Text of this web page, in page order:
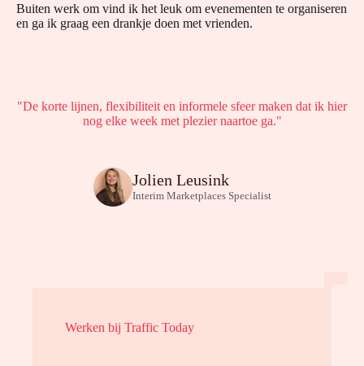
Buiten werk om vind ik het leuk om evenementen te organiseren
en ga ik graag een drankje doen met vrienden.
"De korte lijnen, flexibiliteit en informele sfeer maken dat ik hier
nog elke week met plezier naartoe ga."
Jolien Leusink
Interim Marketplaces Specialist
Werken bij Traffic Today